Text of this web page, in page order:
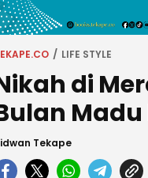
LIFE STYLE
di
Tekape